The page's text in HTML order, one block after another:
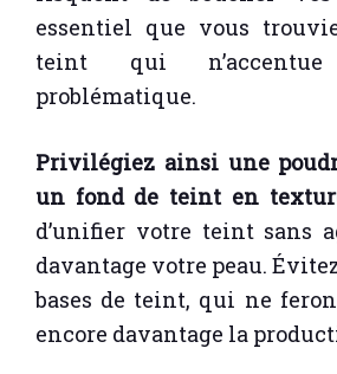
essentiel que vous
teint qui
problématique.
Privilégiez ainsi une
un fond de teint en
d’unifier votre teint sans
davantage votre peau.
bases de teint, qui ne
encore davantage la